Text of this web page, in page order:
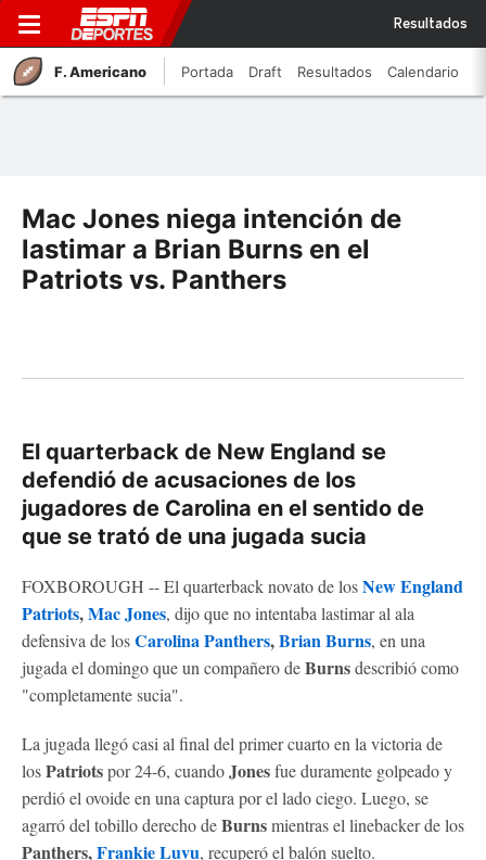
Resultados
F. Americano Portada Draft Resultados Calendario
Mac Jones niega intención de
lastimar a Brian Burns en el
Patriots vs. Panthers
El quarterback de New England se
defendió de acusaciones de los
jugadores de Carolina en el sentido de
que se trató de una jugada sucia
FOXBOROUGH -- El quarterback novato de losNew England
Patriots,Mac Jones, dijo que no intentaba lastimar al ala
defensiva de losCarolina Panthers,Brian Burns, en una
jugada el domingo que un compañero deBurnsdescribió como
"completamente sucia".
La jugada llegó casi al final del primer cuarto en la victoria de
losPatriotspor 24-6, cuandoJonesfue duramente golpeado y
perdió el ovoide en una captura por el lado ciego. Luego, se
agarró del tobillo derecho deBurnsmientras el linebacker de los
Panthers,Frankie Luvu, recuperó el balón suelto.